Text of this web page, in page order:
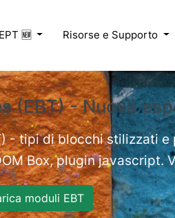
🆕 Risorse e Supporto
(EBT) - Nuova
- tipi di blocchi stilizzati
Box, plugin
moduli EBT